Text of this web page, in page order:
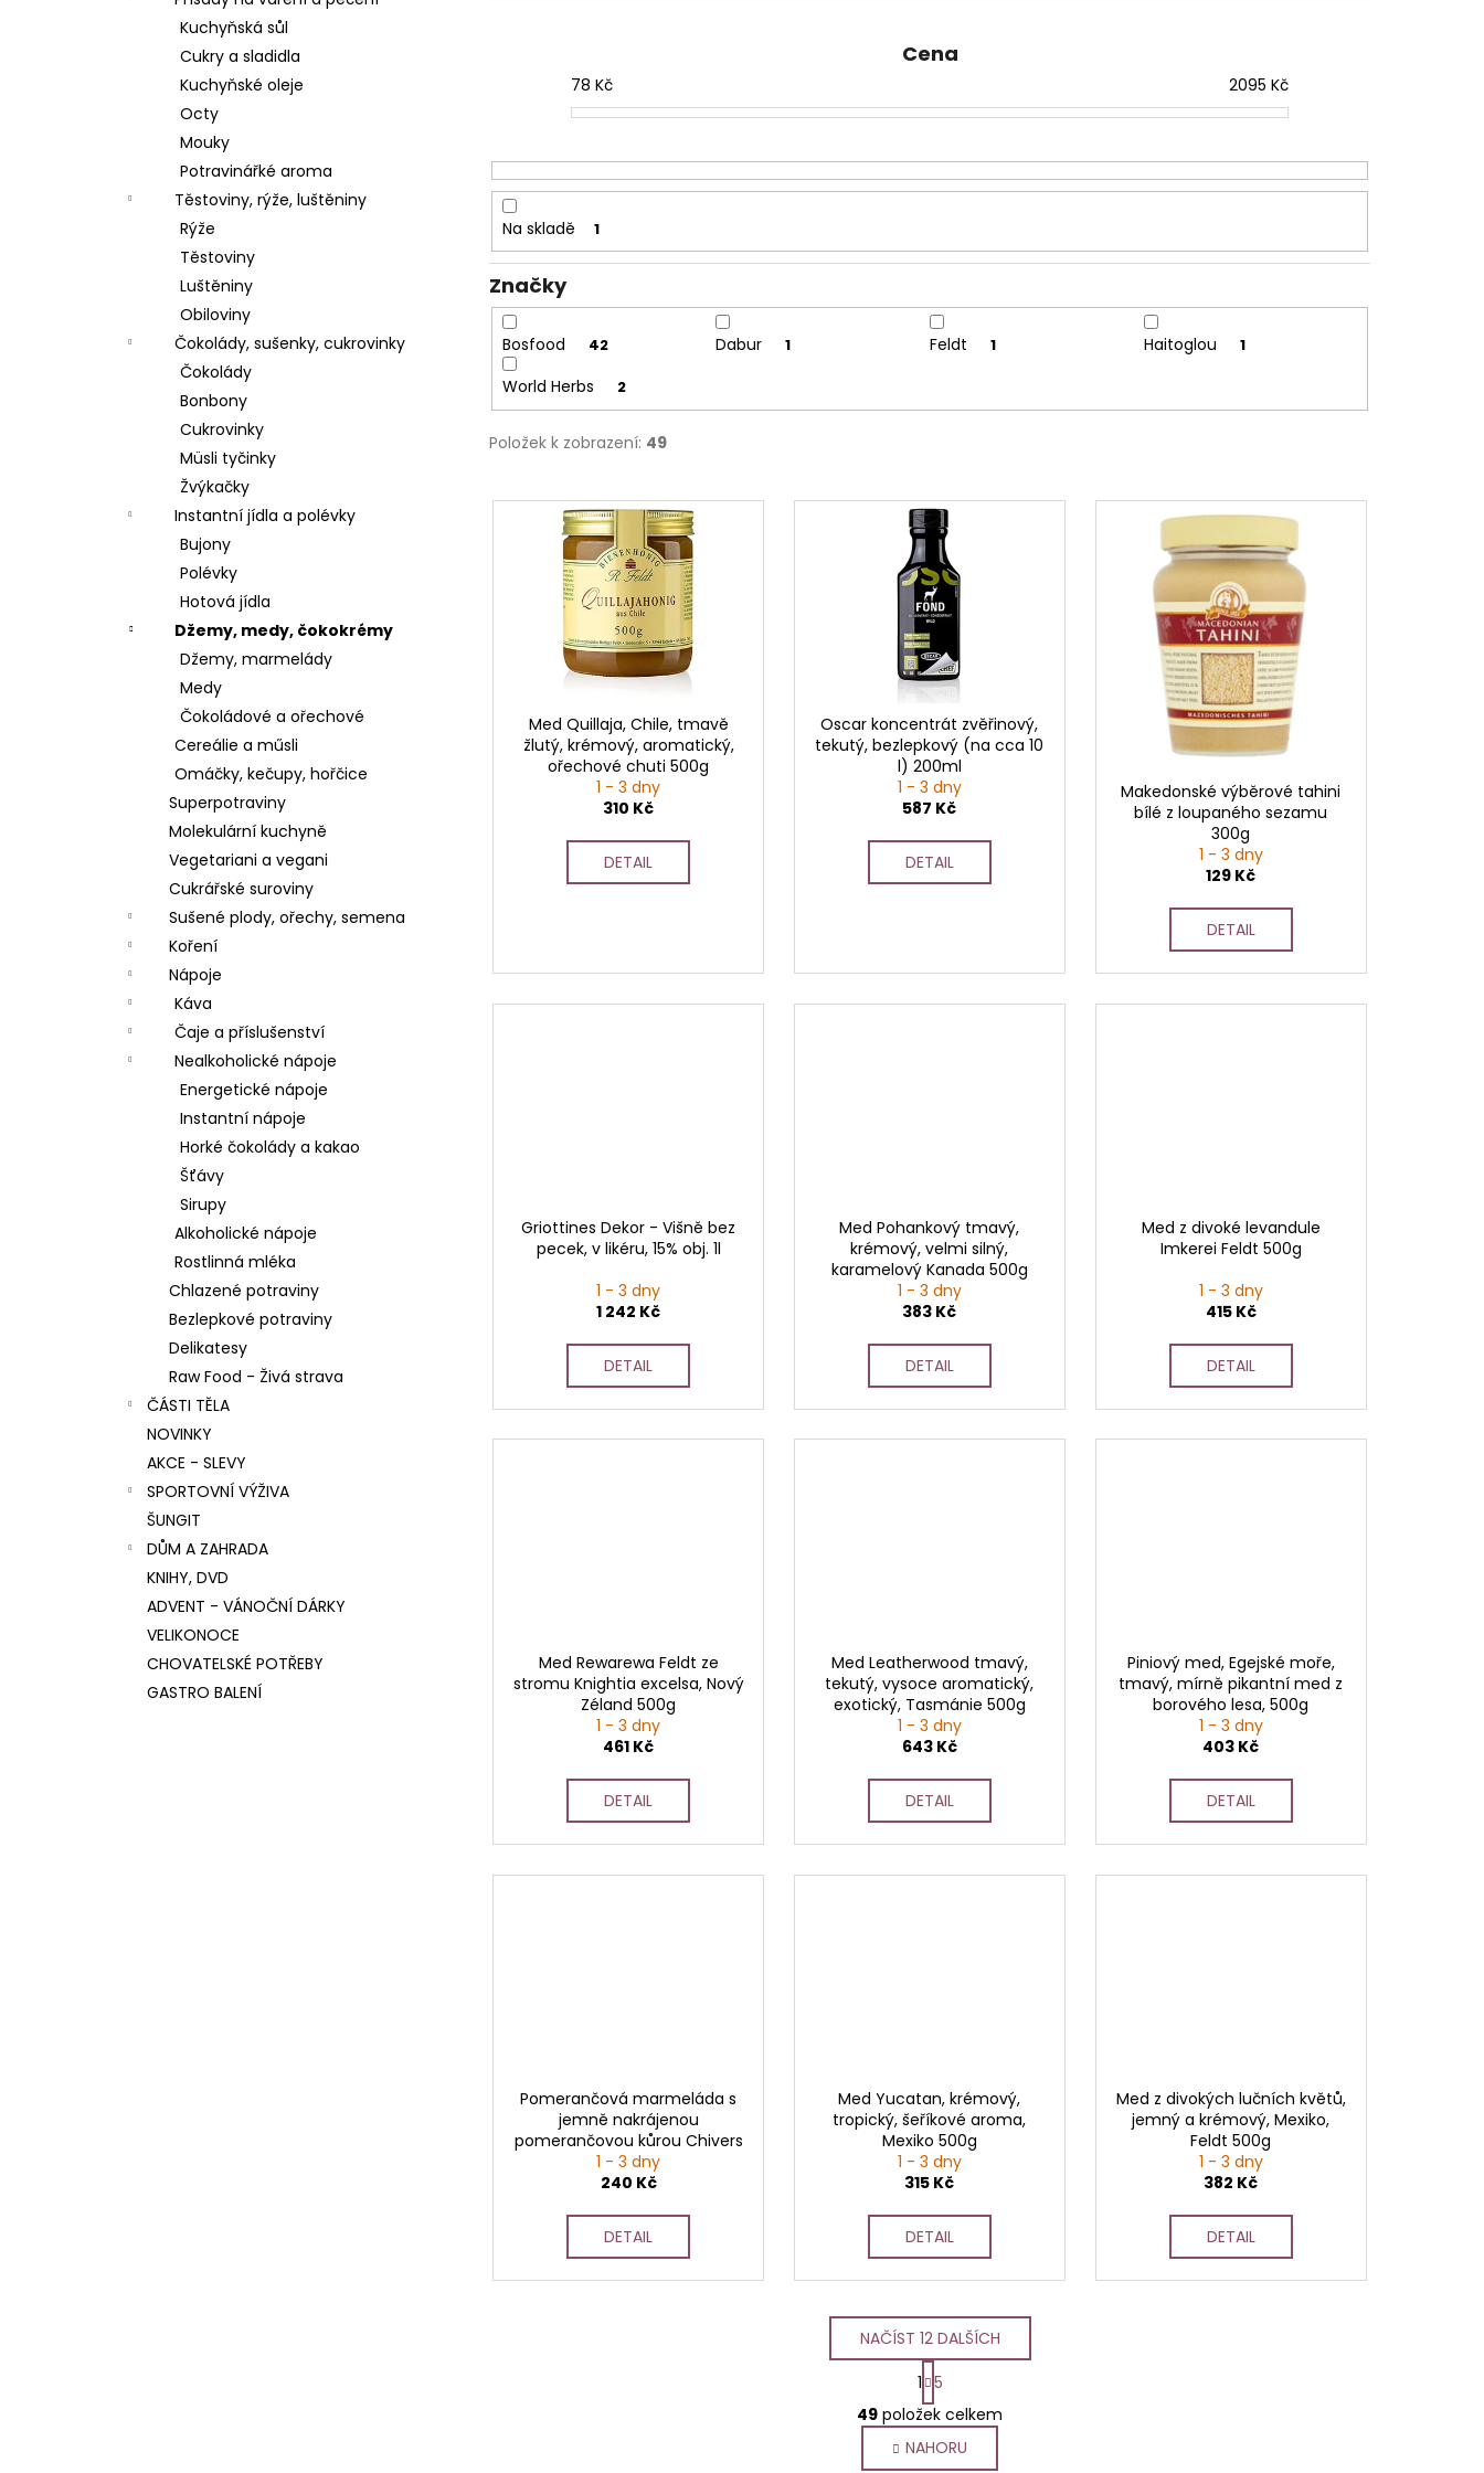
Kuchyňská sůl
Cukry a sladidla
Kuchyňské oleje
Octy
Mouky
Potravinářké aroma
Těstoviny, rýže, luštěniny
Rýže
Těstoviny
Luštěniny
Obiloviny
Čokolády, sušenky, cukrovinky
Čokolády
Bonbony
Cukrovinky
Müsli tyčinky
Žvýkačky
Instantní jídla a polévky
Bujony
Polévky
Hotová jídla
Džemy, medy, čokokrémy
Džemy, marmelády
Medy
Čokoládové a ořechové
Cereálie a műsli
Omáčky, kečupy, hořčice
Superpotraviny
Molekulární kuchyně
Vegetariani a vegani
Cukrářské suroviny
Sušené plody, ořechy, semena
Koření
Nápoje
Káva
Čaje a příslušenství
Nealkoholické nápoje
Energetické nápoje
Instantní nápoje
Horké čokolády a kakao
Šťávy
Sirupy
Alkoholické nápoje
Rostlinná mléka
Chlazené potraviny
Bezlepkové potraviny
Delikatesy
Raw Food - Živá strava
ČÁSTI TĚLA
NOVINKY
AKCE - SLEVY
SPORTOVNÍ VÝŽIVA
ŠUNGIT
DŮM A ZAHRADA
KNIHY, DVD
ADVENT - VÁNOČNÍ DÁRKY
VELIKONOCE
CHOVATELSKÉ POTŘEBY
GASTRO BALENÍ
o
d
u
k
t
ů
Cena
78 Kč 2095 Kč
Na skladě 1
Značky
Bosfood 42 Dabur 1 Feldt 1 Haitoglou 1
World Herbs 2
Položek k zobrazení: 49
V
Med Quillaja, Chile, tmavě
žlutý, krémový, aromatický,
ořechové chuti 500g
1 - 3 dny
310 Kč
DETAIL
Oscar koncentrát zvěřinový,
tekutý, bezlepkový (na cca 10
l) 200ml
1 - 3 dny
587 Kč
DETAIL
Makedonské výběrové tahini
bílé z loupaného sezamu
300g
1 - 3 dny
129 Kč
DETAIL
Griottines Dekor - Višně bez
pecek, v likéru, 15% obj. 1l
1 - 3 dny
1 242 Kč
DETAIL
Med Pohankový tmavý,
krémový, velmi silný,
karamelový Kanada 500g
1 - 3 dny
383 Kč
DETAIL
Med z divoké levandule
Imkerei Feldt 500g
1 - 3 dny
415 Kč
DETAIL
Med Rewarewa Feldt ze
stromu Knightia excelsa, Nový
Zéland 500g
1 - 3 dny
461 Kč
DETAIL
Med Leatherwood tmavý,
tekutý, vysoce aromatický,
exotický, Tasmánie 500g
1 - 3 dny
643 Kč
DETAIL
Piniový med, Egejské moře,
tmavý, mírně pikantní med z
borového lesa, 500g
1 - 3 dny
403 Kč
DETAIL
Pomerančová marmeláda s
jemně nakrájenou
pomerančovou kůrou Chivers
340g
1 - 3 dny
240 Kč
DETAIL
Med Yucatan, krémový,
tropický, šeříkové aroma,
Mexiko 500g
1 - 3 dny
315 Kč
DETAIL
Med z divokých lučních květů,
jemný a krémový, Mexiko,
Feldt 500g
1 - 3 dny
382 Kč
DETAIL
O
v
l
NAČÍST 12 DALŠÍCH
S
t
r
á
n
1 5
49 položek celkem
NAHORU